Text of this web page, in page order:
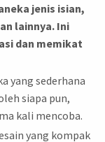
jenis isian,
lainnya. Ini
dan memikat
yang sederhana
siapa pun,
kali mencoba.
yang kompak